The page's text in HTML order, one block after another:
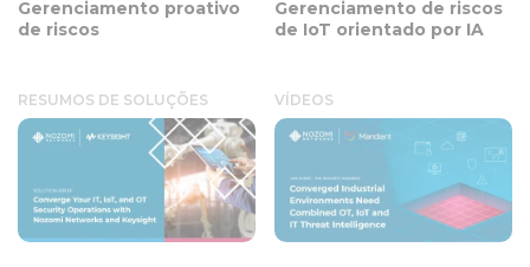
Gerenciamento proativo
de riscos
Gerenciamento de riscos
de IoT orientado por IA
RESUMOS DE SOLUÇÕES VÍDEOS